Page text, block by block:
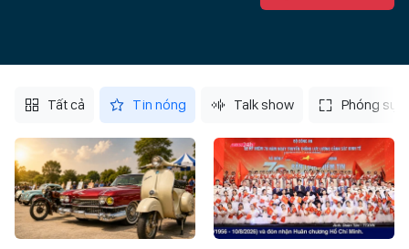
Tất cả Tin nóng Talk show Phóng sự